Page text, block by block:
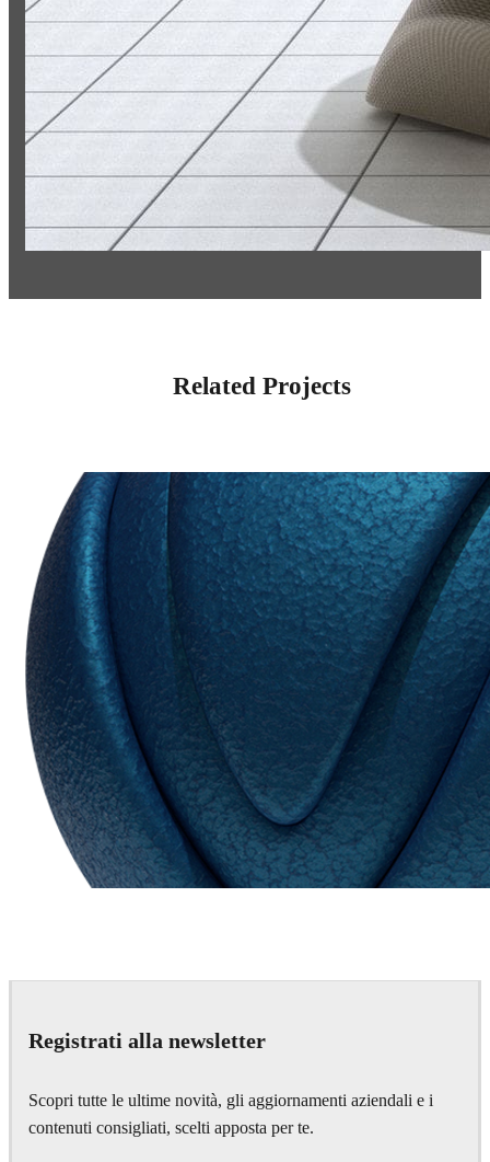
Related Projects
Registrati alla newsletter
Scopri tutte le ultime novità, gli aggiornamenti aziendali e i
contenuti consigliati, scelti apposta per te.